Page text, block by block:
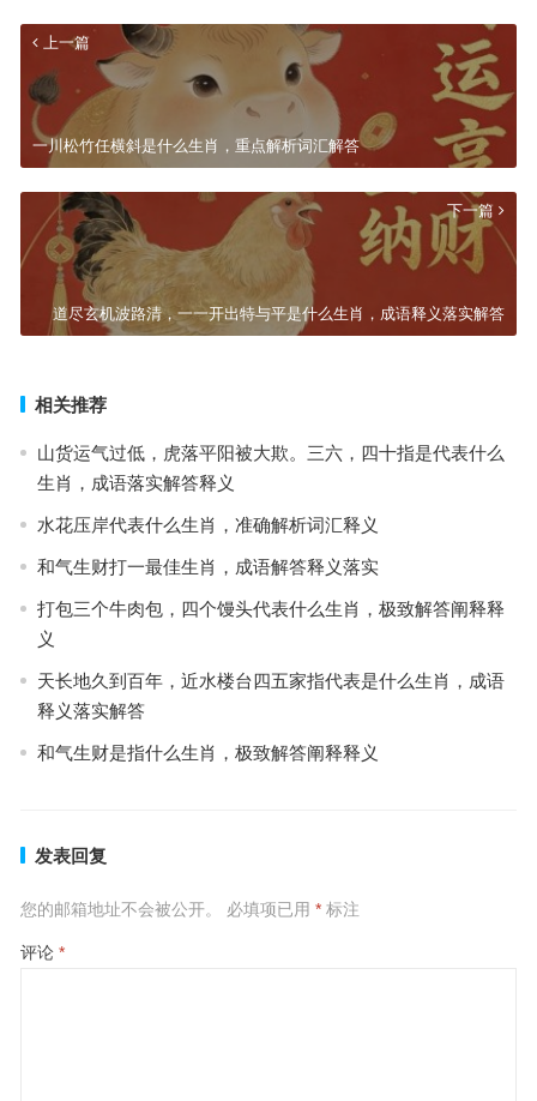
上一篇
一川松竹任横斜是什么生肖，重点解析词汇解答
下一篇
道尽玄机波路清，一一开出特与平是什么生肖，成语释义落实解答
相关推荐
山货运气过低，虎落平阳被大欺。三六，四十指是代表什么
生肖，成语落实解答释义
水花压岸代表什么生肖，准确解析词汇释义
和气生财打一最佳生肖，成语解答释义落实
打包三个牛肉包，四个馒头代表什么生肖，极致解答阐释释
义
天长地久到百年，近水楼台四五家指代表是什么生肖，成语
释义落实解答
和气生财是指什么生肖，极致解答阐释释义
发表回复
您的邮箱地址不会被公开。 必填项已用 *标注
评论 *